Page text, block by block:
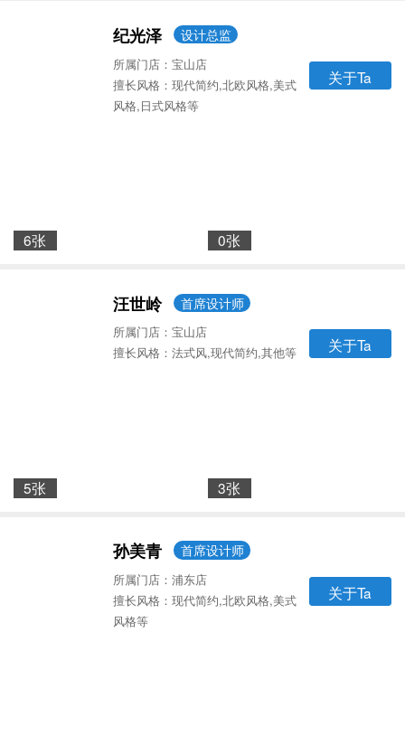
纪光泽 设计总监
所属门店：宝山店
擅长风格：现代简约,北欧风格,美式
风格,日式风格等
关于Ta
6张 0张
汪世岭 首席设计师
所属门店：宝山店
擅长风格：法式风,现代简约,其他等
关于Ta
5张 3张
孙美青 首席设计师
所属门店：浦东店
擅长风格：现代简约,北欧风格,美式
风格等
关于Ta